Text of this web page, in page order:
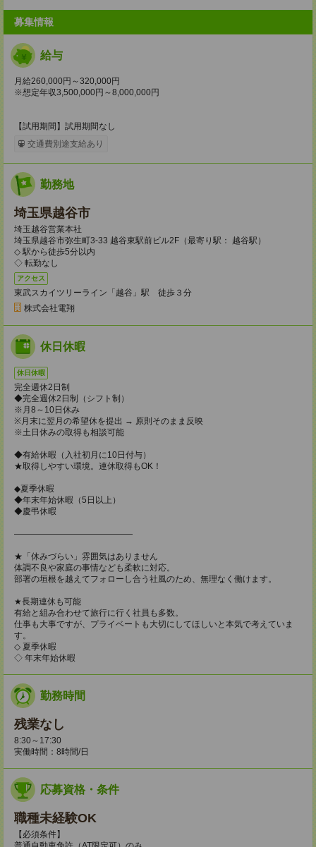
募集情報
給与
月給260,000円～320,000円
※想定年収3,500,000円～8,000,000円
【試用期間】試用期間なし
交通費別途支給あり
勤務地
埼玉県越谷市
埼玉越谷営業本社
埼玉県越谷市弥生町3-33 越谷東駅前ビル2F（最寄り駅： 越谷駅）
◇ 駅から徒歩5分以内
◇ 転勤なし
アクセス
東武スカイツリーライン「越谷」駅 徒歩３分
株式会社電翔
休日休暇
休日休暇
完全週休2日制
◆完全週休2日制（シフト制）
※月8～10日休み
※月末に翌月の希望休を提出 → 原則そのまま反映
※土日休みの取得も相談可能
◆有給休暇（入社初月に10日付与）
★取得しやすい環境。連休取得もOK！
◆夏季休暇
◆年末年始休暇（5日以上）
◆慶弔休暇
――――――――――――――
★「休みづらい」雰囲気はありません
体調不良や家庭の事情なども柔軟に対応。
部署の垣根を越えてフォローし合う社風のため、無理なく働けます。
★長期連休も可能
有給と組み合わせて旅行に行く社員も多数。
仕事も大事ですが、プライベートも大切にしてほしいと本気で考えていま
す。
◇ 夏季休暇
◇ 年末年始休暇
勤務時間
残業なし
8:30～17:30
実働時間：8時間/日
応募資格・条件
職種未経験OK
【必須条件】